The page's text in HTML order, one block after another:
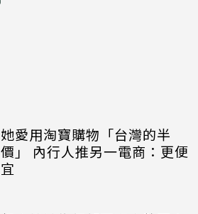
她愛用淘寶購物「台灣的半
價」 內行人推另一電商：更便
宜